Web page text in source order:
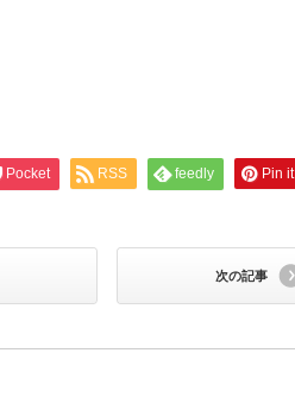
Pocket RSS feedly Pin it
次の記事